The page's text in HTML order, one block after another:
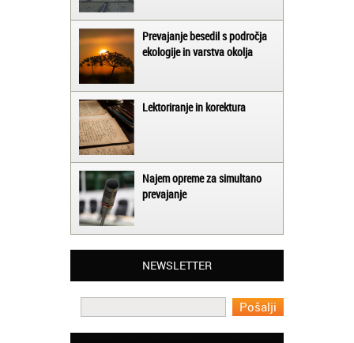
Prevajanje besedil s področja
ekologije in varstva okolja
Lektoriranje in korektura
Najem opreme za simultano
prevajanje
NEWSLETTER
Matjaž iz Ajdovščine:
Lahko pohvalim vse zaposlene v Akademiji
Oxford, ker so resnično profesionalni in
prevajalske storitve opravljajo hitro in